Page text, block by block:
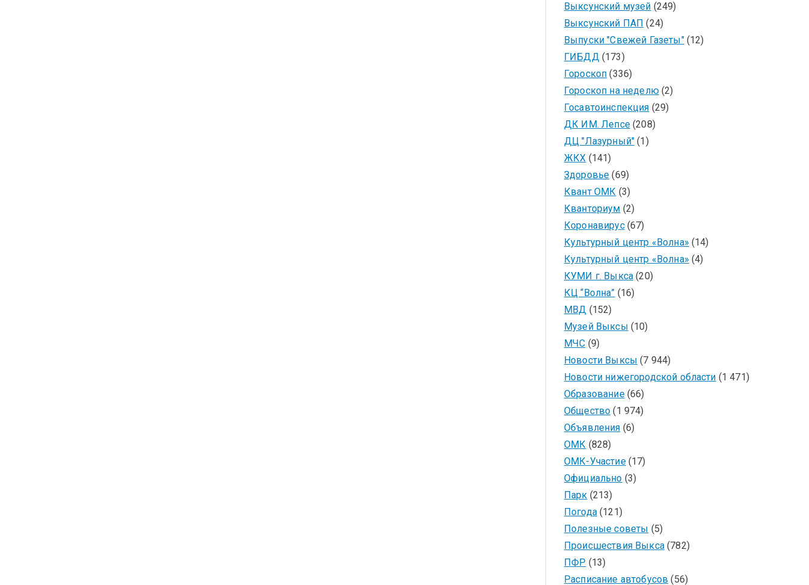
Выксунский музей (249)
Выксунский ПАП (24)
Выпуски "Свежей Газеты"(12)
ГИБДД(173)
Гороскоп (336)
Гороскоп на неделю(2)
Госавтоинспекция (29)
ДК ИМ. Лепсе(208)
ДЦ "Лазурный" (1)
ЖКХ (141)
Здоровье (69)
Квант ОМК (3)
Кванториум (2)
Коронавирус(67)
Культурный центр «Волна» (14)
Культурный центр «Волна» (4)
КУМИ г. Выкса (20)
КЦ “Волна” (16)
МВД (152)
Музей Выксы (10)
МЧС (9)
Новости Выксы (7 944)
Новости нижегородской области (1 471)
Образование(66)
Общество (1 974)
Объявления (6)
ОМК (828)
ОМК-Участие(17)
Официально (3)
Парк (213)
Погода(121)
Полезные советы (5)
Происшествия Выкса(782)
ПФР (13)
Расписание автобусов (56)